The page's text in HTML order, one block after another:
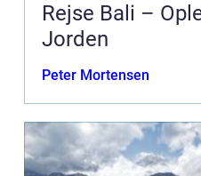
Rejse Bali –
Jorden
Peter Mortensen